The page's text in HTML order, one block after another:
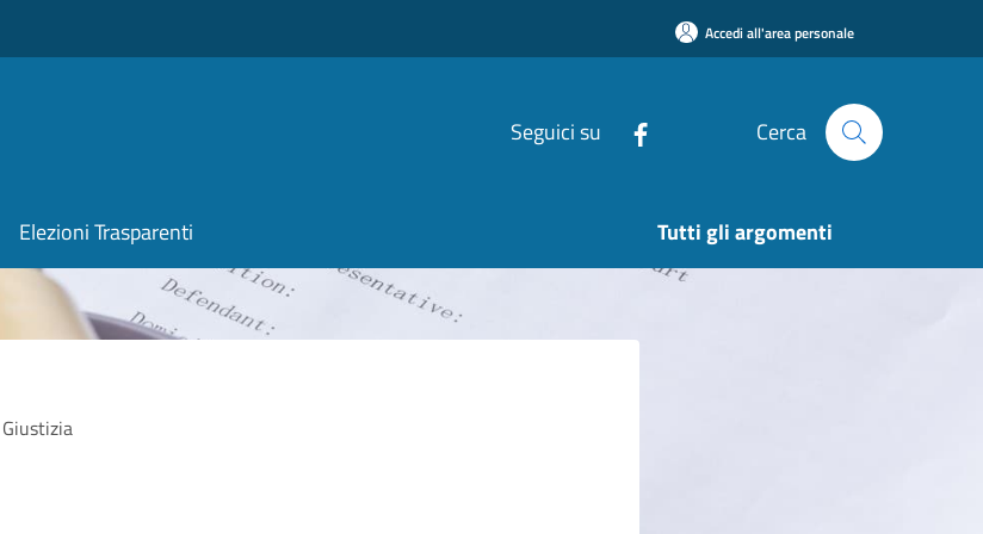
Accedi all'area personale
Seguici su Cerca
Elezioni Trasparenti Tutti gli argomenti
Giustizia